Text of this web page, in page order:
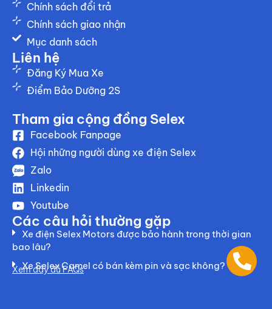
Chính sách đổi trả
Chính sách giao nhận
Mục danh sách
Liên hệ
Đăng Ký Mua Xe
Điểm Bảo Dưỡng 2S
Tham gia cộng đồng Selex
Facebook Fanpage
Hội những người dùng xe điện Selex
Zalo
Linkedin
Youtube
Các câu hỏi thường gặp
Xe điện Selex Motors được bảo hành trong thời gian
bao lâu?
Xe Selex Camel có bán kèm pin và sạc không?
Xem đầy đủ FAQs